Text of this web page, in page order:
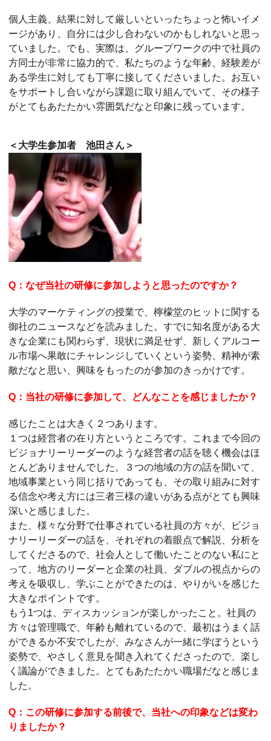
個人主義、結果に対して厳しいといったちょっと怖いイメ
ージがあり、自分には少し合わないのかもしれないと思っ
ていました。でも、実際は、グループワークの中で社員の
方同士が非常に協力的で、私たちのような年齢、経験差が
ある学生に対しても丁寧に接してくださいました。お互い
をサポートし合いながら課題に取り組んでいて、その様子
がとてもあたたかい雰囲気だなと印象に残っています。
＜大学生参加者 池田さん＞
Q：なぜ当社の研修に参加しようと思ったのですか？
大学のマーケティングの授業で、檸檬堂のヒットに関する
御社のニュースなどを読みました。すでに知名度がある大
きな企業にも関わらず、現状に満足せず、新しくアルコー
ル市場へ果敢にチャレンジしていくという姿勢、精神が素
敵だなと思い、興味をもったのが参加のきっかけです。
Q：当社の研修に参加して、どんなことを感じましたか？
感じたことは大きく２つあります。
１つは経営者の在り方というところです。これまで今回の
ビジョナリーリーダーのような経営者の話を聴く機会はほ
とんどありませんでした。３つの地域の方の話を聞いて、
地域事業という同じ括りであっても、その取り組みに対す
る信念や考え方には三者三様の違いがある点がとても興味
深いと感じました。
また、様々な分野で仕事されている社員の方々が、ビジョ
ナリーリーダーの話を、それぞれの着眼点で解説、分析を
してくださるので、社会人として働いたことのない私にと
って、地方のリーダーと企業の社員、ダブルの視点からの
考えを吸収し、学ぶことができたのは、やりがいを感じた
大きなポイントです。
もう1つは、ディスカッションが楽しかったこと。社員の
方々は管理職で、年齢も離れているので、最初はうまく話
ができるか不安でしたが、みなさんが一緒に学ぼうという
姿勢で、やさしく意見を聞き入れてくださったので、楽し
く議論ができました。とてもあたたかい職場だなと感じま
した。
Q：この研修に参加する前後で、当社への印象などは変わ
りましたか？